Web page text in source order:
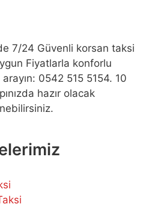
7/24 Güvenli korsan taksi
Fiyatlarla konforlu
0542 515 5154. 10
hazır olacak